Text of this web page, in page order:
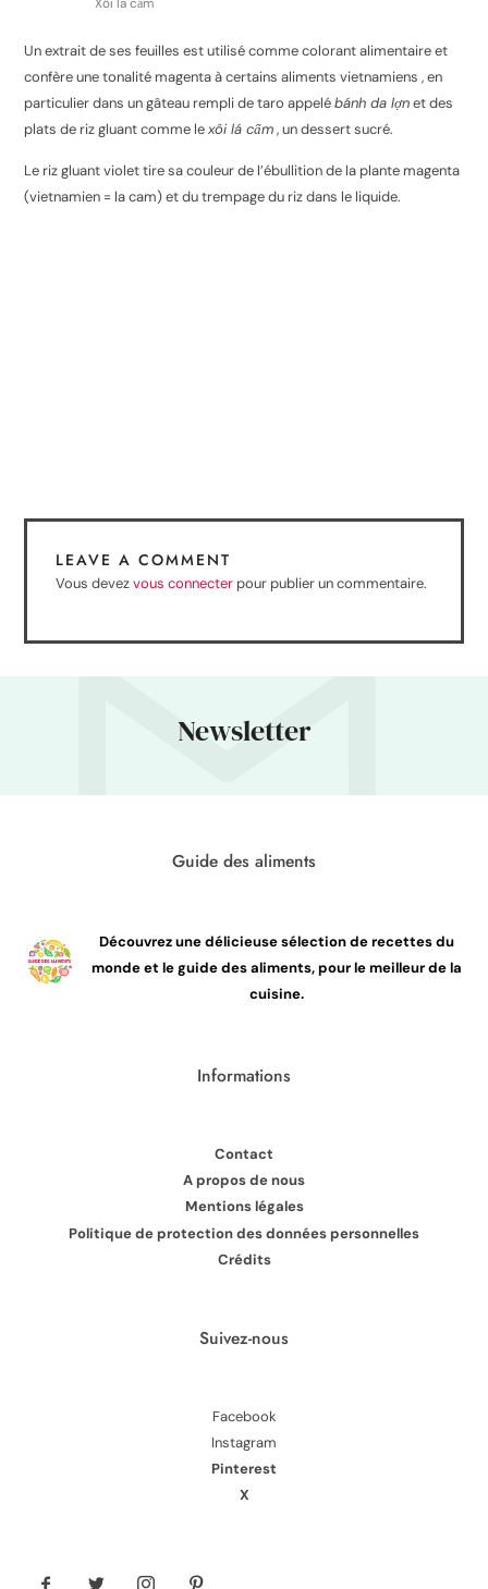
Un extrait de ses feuilles est utilisé comme colorant alimentaire et
confère une tonalité magenta à certains aliments vietnamiens , en
particulier dans un gâteau rempli de taro appelébánh da lợnet des
plats de riz gluant comme lexôi lá cẩm, un dessert sucré.
Le riz gluant violet tire sa couleur de l’ébullition de la plante magenta
(vietnamien = la cam) et du trempage du riz dans le liquide.
LEAVE A COMMENT
Vous devezvous connecter pour publier un commentaire.
Newsletter
Guide des aliments
Découvrez une délicieuse sélection de recettes du
monde et le guide des aliments, pour le meilleur de la
cuisine.
Informations
Contact
A propos de nous
Mentions légales
Politique de protection des données personnelles
Crédits
Suivez-nous
Facebook
Instagram
Pinterest
X